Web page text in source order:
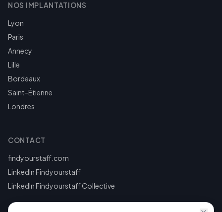
NOS IMPLANTATIONS
Lyon
Paris
Annecy
Lille
Bordeaux
Saint-Étienne
Londres
CONTACT
findyourstaff.com
LinkedIn Findyourstaff
LinkedIn Findyourstaff Collective